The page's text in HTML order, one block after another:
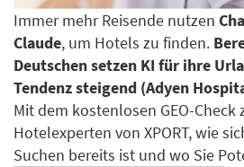
Immer mehr Reisende nutzen
Claude, um Hotels zu finden.
Deutschen setzen KI für ihre
Tendenz steigend (Adyen
Mit dem kostenlosen GEO-Check
Hotelexperten von XPORT, wie
Suchen bereits ist und wo Sie